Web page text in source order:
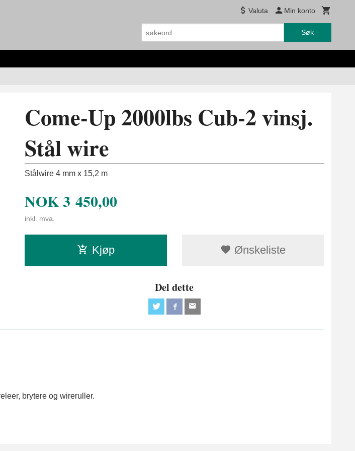
Valuta Min konto
Søk
Come-Up 2000lbs Cub-2 vinsj.
Stål wire
Stålwire 4 mm x 15,2 m
NOK3 450,00
inkl. mva.
Kjøp Ønskeliste
Del dette
brytere og wireruller.